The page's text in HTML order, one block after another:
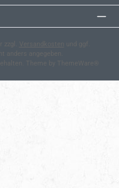
zzgl. Versandkosten
und ggf.
anders angegeben.
Theme by
ThemeWare®